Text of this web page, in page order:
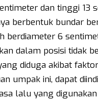
dan tinggi 13
berbentuk bundar
berdiameter 6
dalam posisi tidak
diduga akibat
umpak ini, dapat
lalu yang